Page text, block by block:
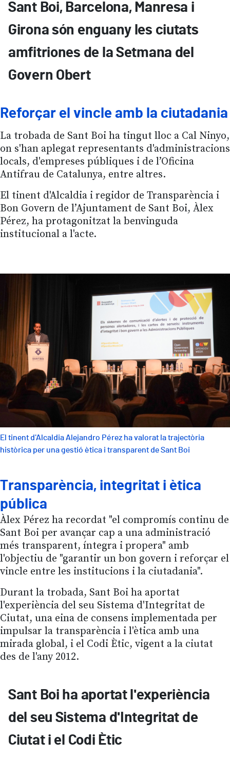
Sant Boi, Barcelona, Manresa i
Girona són enguany les ciutats
amfitriones de la Setmana del
Govern Obert
Reforçar el vincle amb la ciutadania
La trobada de Sant Boi ha tingut lloc a Cal Ninyo,
on s'han aplegat representants d'administracions
locals, d'empreses públiques i de l’Oficina
Antifrau de Catalunya, entre altres.
El tinent d'Alcaldia i regidor de Transparència i
Bon Govern de l’Ajuntament de Sant Boi, Àlex
Pérez, ha protagonitzat la benvinguda
institucional a l'acte.
El tinent d'Alcaldia Alejandro Pérez ha valorat la trajectòria
històrica per una gestió ètica i transparent de Sant Boi
Transparència, integritat i ètica
pública
Àlex Pérez ha recordat "el compromís continu de
Sant Boi per avançar cap a una administració
més transparent, íntegra i propera" amb
l'objectiu de "garantir un bon govern i reforçar el
vincle entre les institucions i la ciutadania".
Durant la trobada, Sant Boi ha aportat
l'experiència del seu Sistema d'Integritat de
Ciutat, una eina de consens implementada per
impulsar la transparència i l'ètica amb una
mirada global, i el Codi Ètic, vigent a la ciutat
des de l'any 2012.
Sant Boi ha aportat l'experiència
del seu Sistema d'Integritat de
Ciutat i el Codi Ètic